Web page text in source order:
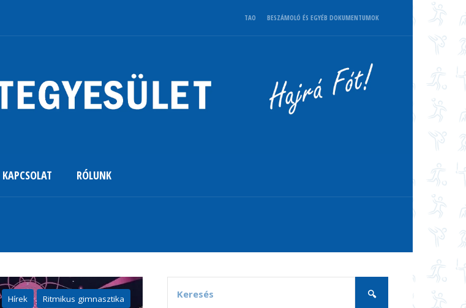
TAO BESZÁMOLÓ ÉS EGYÉB DOKUMENTUMOK
KAPCSOLAT RÓLUNK
Hírek Ritmikus gimnasztika